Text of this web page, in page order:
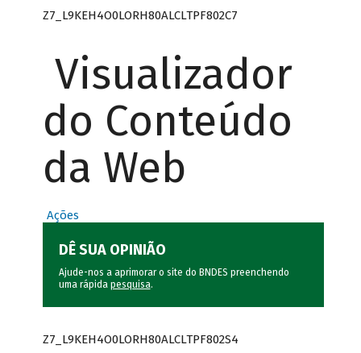
Z7_L9KEH4O0LORH80ALCLTPF802C7
Visualizador
do Conteúdo
da Web
Ações
DÊ SUA OPINIÃO
Ajude-nos a aprimorar o site do BNDES preenchendo
uma rápida pesquisa.
Z7_L9KEH4O0LORH80ALCLTPF802S4